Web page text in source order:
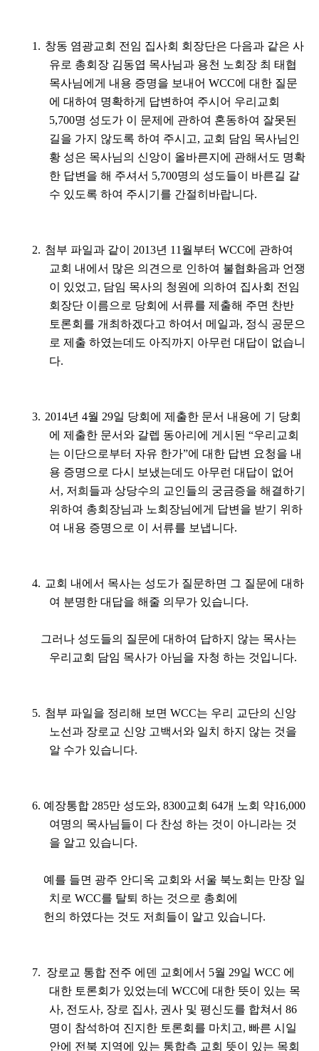
1. 창동 염광교회 전임 집사회 회장단은 다음과 같은 사
유로 총회장 김동엽 목사님과 용천 노회장 최 태협
목사님에게 내용 증명을 보내어 WCC에 대한 질문
에 대하여 명확하게 답변하여 주시어 우리교회
5,700명 성도가 이 문제에 관하여 혼동하여 잘못된
길을 가지 않도록 하여 주시고, 교회 담임 목사님인
황 성은 목사님의 신앙이 올바른지에 관해서도 명확
한 답변을 해 주셔서 5,700명의 성도들이 바른길 갈
수 있도록 하여 주시기를 간절히바랍니다.
2. 첨부 파일과 같이 2013년 11 월부터 WCC에 관하여
교회 내에서 많은 의견으로 인하여 불협화음과 언쟁
이 있었고, 담임 목사의 청원에 의하여 집사회 전임
회장단 이름으로 당회에 서류를 제출해 주면 찬반
토론회를 개최하겠다고 하여서 메일과, 정식 공문으
로 제출 하였는데도 아직까지 아무런 대답이 없습니
다.
3. 2014년 4월 29일 당회에 제출한 문서 내용에 기 당회
에 제출한 문서와 갈렙 동아리에 게시된 “우리교회
는 이단으로부터 자유 한가”에 대한 답변 요청을 내
용 증명으로 다시 보냈는데도 아무런 대답이 없어
서 , 저희들과 상당수의 교인들의 궁금증을 해결하기
위하여 총회장님과 노회장님에게 답변을 받기 위하
여 내용 증명으로 이 서류를 보냅니다.
4. 교회 내에서 목사는 성도가 질문하면 그 질문에 대하
여 분명한 대답을 해줄 의무가 있습니다.
그러나 성도들의 질문에 대하여 답하지 않는 목사는
우리교회 담임 목사가 아님을 자청 하는 것입니다.
5. 첨부 파일을 정리해 보면 WCC는 우리 교단의 신앙
노선과 장로교 신앙 고백서와 일치 하지 않는 것을
알 수가 있습니다.
6. 예장통합285만 성도와, 8300교회 64개 노회 약16,000
여명의 목사님들이 다 찬성 하는 것이 아니라는 것
을 알고 있습니다.
예 를 들면 광주 안디옥 교회와 서울 북노회는 만장 일
치로 WCC를 탈퇴 하는 것으로 총회에
헌의 하였다는 것도 저희들이 알고 있습니다.
7. 장로교 통합 전주 에덴 교회에서 5월 29일 WCC 에
대한 토론회가 있었는데 WCC에 대한 뜻이 있는 목
사, 전도사, 장로 집사, 권사 및 평신도를 합쳐서 86
명이 참석하여 진지한 토론회를 마치고, 빠른 시일
안에 전북 지역에 있는 통합측 교회 뜻이 있는 목회